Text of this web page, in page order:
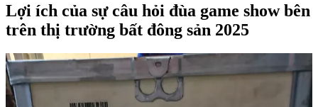
Lợi ích của sự câu hỏi đùa game show bên
trên thị trường bất đông sản 2025